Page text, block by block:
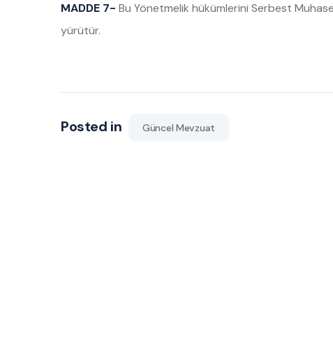
MADDE 7- Bu Yönetmelik hükümlerini Serbest
yürütür.
Posted in Güncel Mevzuat